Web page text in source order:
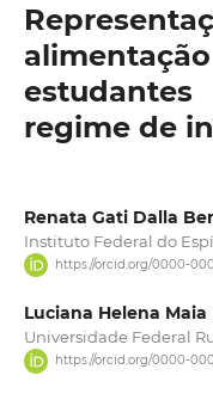
regime de
Renata Gati Dalla
Instituto Federal do
https://orcid.org/0000-
Luciana Helena
Universidade Federal
https://orcid.org/0000-